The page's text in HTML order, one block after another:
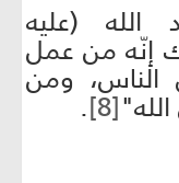
(عليه
إنّه من عمل
الناس، ومن
[8]
.